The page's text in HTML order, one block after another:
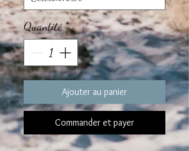
Quantité*
Ajouter au panier
Commander et payer